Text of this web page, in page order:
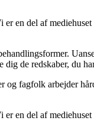
del af
de redskaber, du
fagfolk arbejder
del af